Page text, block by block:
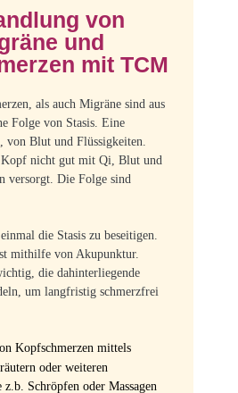
von
und
mit TCM
als auch Migräne sind aus
Folge von Stasis. Eine
von Blut und Flüssigkeiten.
nicht gut mit Qi, Blut und
versorgt. Die Folge sind
die Stasis zu beseitigen.
mithilfe von Akupunktur.
die dahinterliegende
um langfristig schmerzfrei
Kopfschmerzen mittels
oder weiteren
Schröpfen oder Massagen